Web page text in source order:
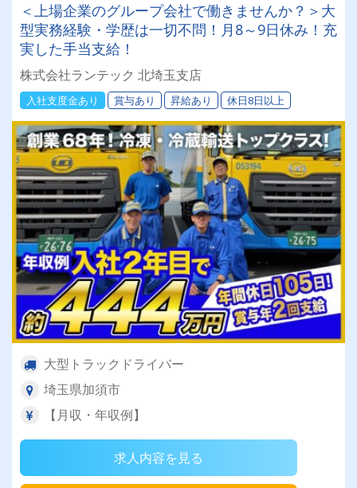
＜上場企業のグループ会社で働きませんか？＞大
型実務経験・学歴は一切不問！月8～9日休み！充
実した手当支給！
株式会社ランテック 北埼玉支店
入社支度金あり 賞与あり 昇給あり 休日8日以上
大型トラックドライバー
埼玉県加須市
【月収・年収例】
求人内容を見る